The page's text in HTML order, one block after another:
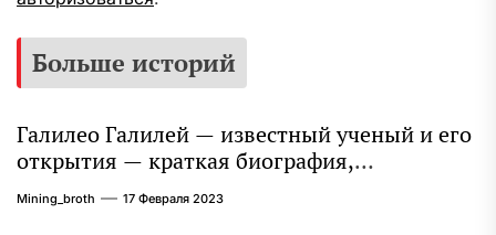
Больше историй
Галилео Галилей — известный ученый и его
открытия — краткая биография,
достижения и вклад в науку
Mining_broth 17 Февраля 2023